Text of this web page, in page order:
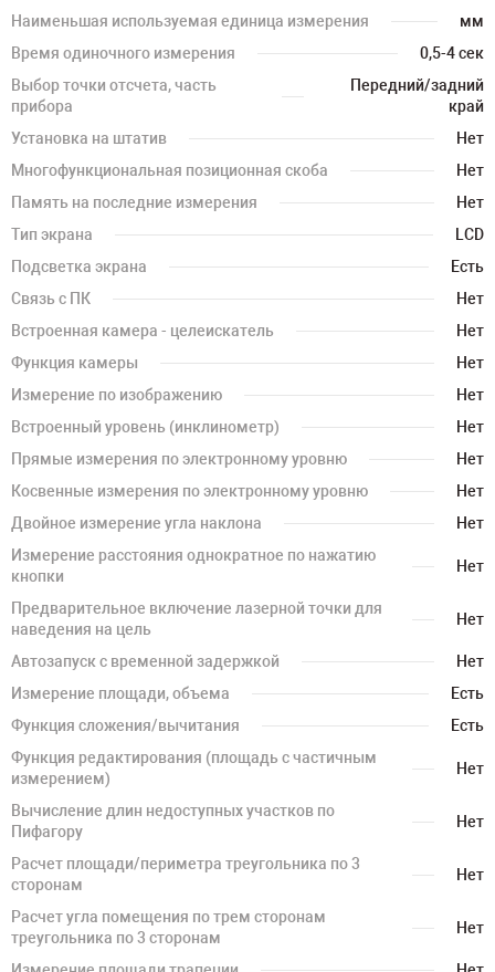
Наименьшая используемая единица измерения
мм
Время одиночного измерения
0,5-4 сек
Выбор точки отсчета, часть
прибора
Передний/задний
край
Установка на штатив
Нет
Многофункциональная позиционная скоба
Нет
Память на последние измерения
Нет
Тип экрана
LCD
Подсветка экрана
Есть
Связь с ПК
Нет
Встроенная камера - целеискатель
Нет
Функция камеры
Нет
Измерение по изображению
Нет
Встроенный уровень (инклинометр)
Нет
Прямые измерения по электронному уровню
Нет
Косвенные измерения по электронному уровню
Нет
Двойное измерение угла наклона
Нет
Измерение расстояния однократное по нажатию
кнопки
Нет
Предварительное включение лазерной точки для
наведения на цель
Нет
Автозапуск с временной задержкой
Нет
Измерение площади, объема
Есть
Функция сложения/вычитания
Есть
Функция редактирования (площадь с частичным
измерением)
Нет
Вычисление длин недоступных участков по
Пифагору
Нет
Расчет площади/периметра треугольника по 3
сторонам
Нет
Расчет угла помещения по трем сторонам
треугольника по 3 сторонам
Нет